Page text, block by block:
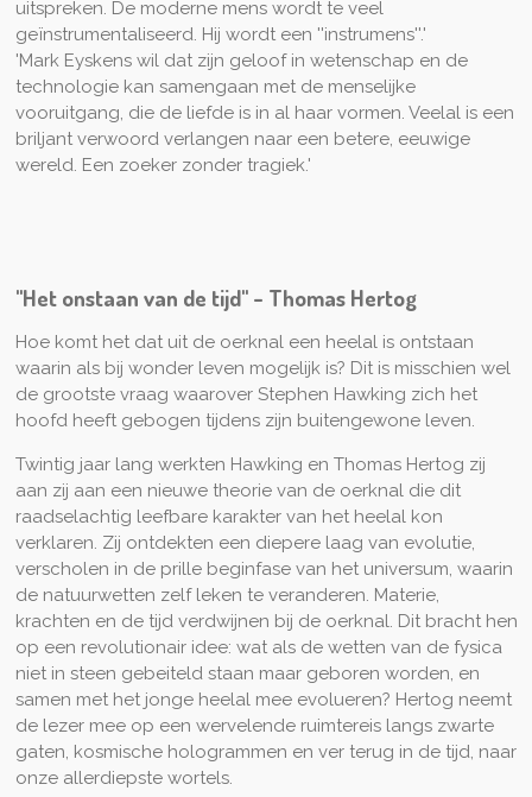
uitspreken. De moderne mens wordt te veel
geïnstrumentaliseerd. Hij wordt een ''instrumens''.'
'Mark Eyskens wil dat zijn geloof in wetenschap en de
technologie kan samengaan met de menselijke
vooruitgang, die de liefde is in al haar vormen. Veelal is een
briljant verwoord verlangen naar een betere, eeuwige
wereld. Een zoeker zonder tragiek.'
"Het onstaan van de tijd" - Thomas Hertog
Hoe komt het dat uit de oerknal een heelal is ontstaan
waarin als bij wonder leven mogelijk is? Dit is misschien wel
de grootste vraag waarover Stephen Hawking zich het
hoofd heeft gebogen tijdens zijn buitengewone leven.
Twintig jaar lang werkten Hawking en Thomas Hertog zij
aan zij aan een nieuwe theorie van de oerknal die dit
raadselachtig leefbare karakter van het heelal kon
verklaren. Zij ontdekten een diepere laag van evolutie,
verscholen in de prille beginfase van het universum, waarin
de natuurwetten zelf leken te veranderen. Materie,
krachten en de tijd verdwijnen bij de oerknal. Dit bracht hen
op een revolutionair idee: wat als de wetten van de fysica
niet in steen gebeiteld staan maar geboren worden, en
samen met het jonge heelal mee evolueren? Hertog neemt
de lezer mee op een wervelende ruimtereis langs zwarte
gaten, kosmische hologrammen en ver terug in de tijd, naar
onze allerdiepste wortels.